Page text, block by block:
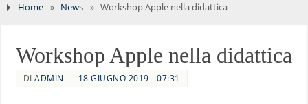
Home » News » Workshop Apple nella didattica
Workshop Apple nella didattica
DIADMIN 18 GIUGNO 2019 - 07:31